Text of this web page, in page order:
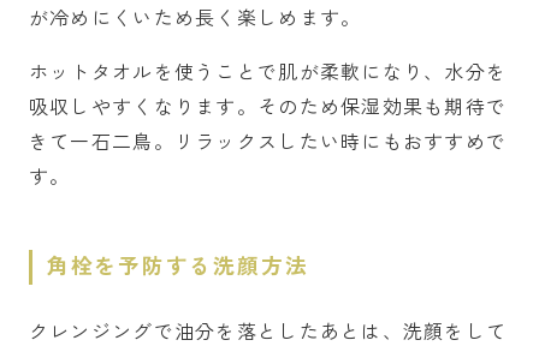
が冷めにくいため長く楽しめます。
ホットタオルを使うことで肌が柔軟になり、水分を
吸収しやすくなります。そのため保湿効果も期待で
きて一石二鳥。リラックスしたい時にもおすすめで
す。
角栓を予防する洗顔方法
クレンジングで油分を落としたあとは、洗顔をして